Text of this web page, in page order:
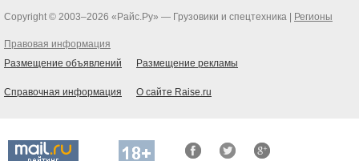
Copyright © 2003–2026 «Райс.Ру» — Грузовики и спецтехника | Регионы
Правовая информация
Размещение объявлений
Размещение рекламы
Справочная информация О сайте Raise.ru